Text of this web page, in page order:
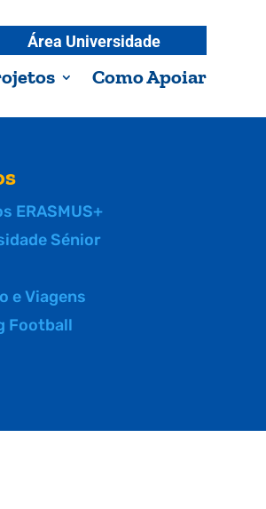
Área Universidade
Como Apoiar
ERASMUS+
Sénior
e Viagens
Football